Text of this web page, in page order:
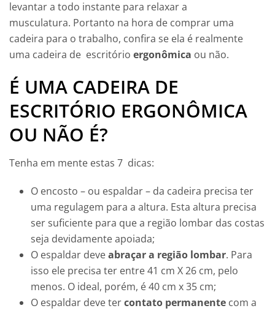
levantar a todo instante para relaxar a
musculatura. Portanto na hora de comprar uma
cadeira para o trabalho, confira se ela é realmente
uma cadeira de escritório ergonômica ou não.
É UMA CADEIRA DE
ESCRITÓRIO ERGONÔMICA
OU NÃO É?
Tenha em mente estas 7 dicas:
O encosto – ou espaldar – da cadeira precisa ter
uma regulagem para a altura. Esta altura precisa
ser suficiente para que a região lombar das costas
seja devidamente apoiada;
O espaldar deveabraçar a região lombar. Para
isso ele precisa ter entre 41 cm X 26 cm, pelo
menos. O ideal, porém, é 40 cm x 35 cm;
O espaldar deve tercontato permanentecom a